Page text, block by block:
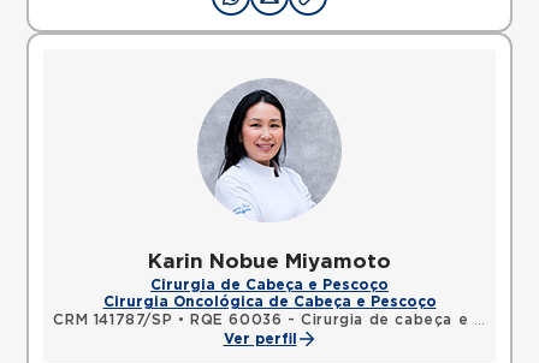
Karin Nobue Miyamoto
Cirurgia de Cabeça e Pescoço
Cirurgia Oncológica de Cabeça e Pescoço
CRM 141787/SP •
RQE 60036 - Cirurgia de cabeça e pescoço
Ver perfil